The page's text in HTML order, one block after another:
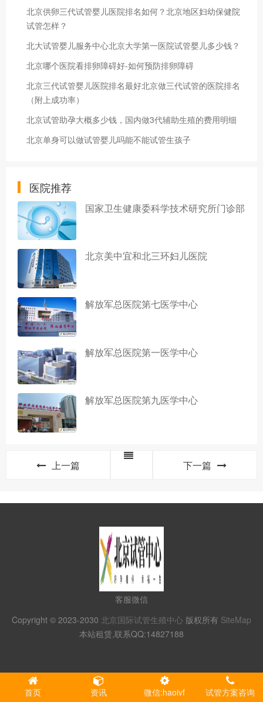
北京供卵三代试管婴儿医院排名如何？北京地区妇幼保健院
试管怎样？
北大试管婴儿服务中心北京大学第一医院试管婴儿多少钱？
北京哪个医院看排卵障碍好-如何预防排卵障碍
北京三代试管婴儿医院排名最好北京做三代试管的医院排名
（附上成功率）
北京试管助孕大概多少钱，国内做3代辅助生殖的费用明细
北京单身可以做试管婴儿吗能不能试管生孩子
医院推荐
国家卫生健康委科学技术研究所门诊部
北京美中宜和北三环妇儿医院
解放军总医院第七医学中心
解放军总医院第一医学中心
解放军总医院第九医学中心
上一篇 下一篇
客服微信
Copyright © 2023-2030 北京国际试管生殖中心 版权所有 SiteMap
本站租赁,联系QQ:14827188
首页 资讯 微信:haoivf 试管方案咨询